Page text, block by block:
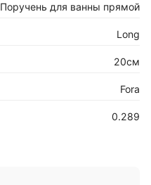
Поручень для ванны прямой
Long
20см
Fora
0.289